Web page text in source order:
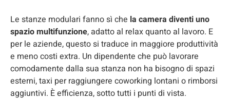
Le stanze modulari fanno sì che la camera diventi uno
spazio multifunzione, adatto al relax quanto al lavoro. E
per le aziende, questo si traduce in maggiore produttività
e meno costi extra. Un dipendente che può lavorare
comodamente dalla sua stanza non ha bisogno di spazi
esterni, taxi per raggiungere coworking lontani o rimborsi
aggiuntivi. È efficienza, sotto tutti i punti di vista.